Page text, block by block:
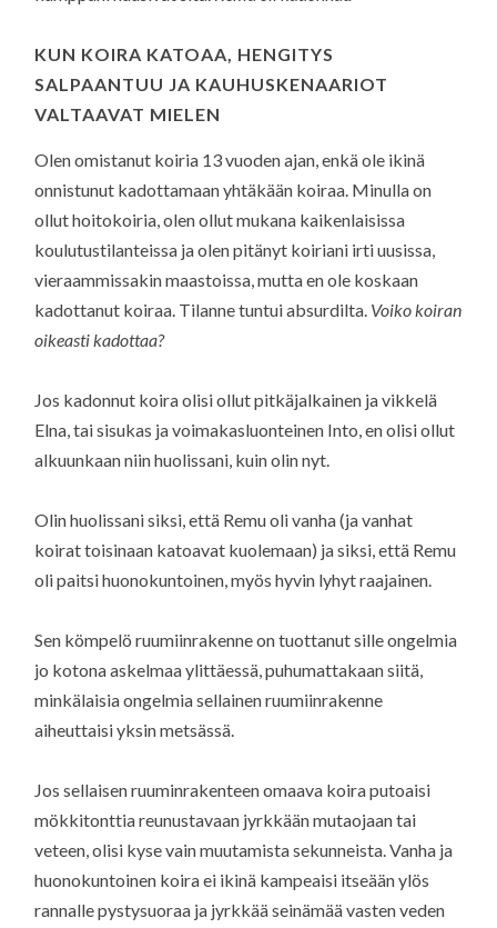
KUN KOIRA KATOAA, HENGITYS
SALPAANTUU JA KAUHUSKENAARIOT
VALTAAVAT MIELEN
Olen omistanut koiria 13 vuoden ajan, enkä ole ikinä
onnistunut kadottamaan yhtäkään koiraa. Minulla on
ollut hoitokoiria, olen ollut mukana kaikenlaisissa
koulutustilanteissa ja olen pitänyt koiriani irti uusissa,
vieraammissakin maastoissa, mutta en ole koskaan
kadottanut koiraa. Tilanne tuntui absurdilta. Voiko koiran
oikeasti kadottaa?
Jos kadonnut koira olisi ollut pitkäjalkainen ja vikkelä
Elna, tai sisukas ja voimakasluonteinen Into, en olisi ollut
alkuunkaan niin huolissani, kuin olin nyt.
Olin huolissani siksi, että Remu oli vanha (ja vanhat
koirat toisinaan katoavat kuolemaan) ja siksi, että Remu
oli paitsi huonokuntoinen, myös hyvin lyhyt raajainen.
Sen kömpelö ruumiinrakenne on tuottanut sille ongelmia
jo kotona askelmaa ylittäessä, puhumattakaan siitä,
minkälaisia ongelmia sellainen ruumiinrakenne
aiheuttaisi yksin metsässä.
Jos sellaisen ruuminrakenteen omaava koira putoaisi
mökkitonttia reunustavaan jyrkkään mutaojaan tai
veteen, olisi kyse vain muutamista sekunneista. Vanha ja
huonokuntoinen koira ei ikinä kampeaisi itseään ylös
rannalle pystysuoraa ja jyrkkää seinämää vasten veden